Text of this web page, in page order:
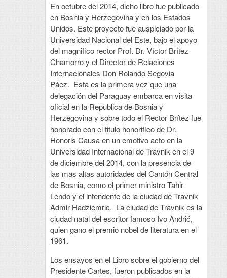
En octubre del 2014, dicho libro fue publicado
en Bosnia y Herzegovina y en los Estados
Unidos. Este proyecto fue auspiciado por la
Universidad Nacional del Este, bajo el apoyo
del magnifico rector Prof. Dr. Víctor Brítez
Chamorro y el Director de Relaciones
Internacionales Don Rolando Segovia
Páez. Esta es la primera vez que una
delegación del Paraguay embarca en visita
oficial en la Republica de Bosnia y
Herzegovina y sobre todo el Rector Brítez fue
honorado con el titulo honorifico de Dr.
Honoris Causa en un emotivo acto en la
Universidad Internacional de Travnik en el 9
de diciembre del 2014, con la presencia de
las mas altas autoridades del Cantón Central
de Bosnia, como el primer ministro Tahir
Lendo y el intendente de la ciudad de Travnik
Admir Hadziemric. La ciudad de Travnik es la
ciudad natal del escritor famoso Ivo Andrić,
quien gano el premio nobel de literatura en el
1961.
Los ensayos en el Libro sobre el gobierno del
Presidente Cartes, fueron publicados en la